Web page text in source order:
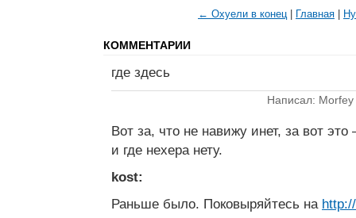
← Охуели в конец| Главная
КОММЕНТАРИИ
где здесь
Написал:
Вот за, что не навижу инет, за вот это
и где нехера нету.
kost:
Раньше было. Поковыряйтесь на